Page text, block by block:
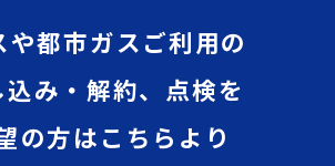
や都市ガスご利用の
込み・解約、点検を
の方はこちらより